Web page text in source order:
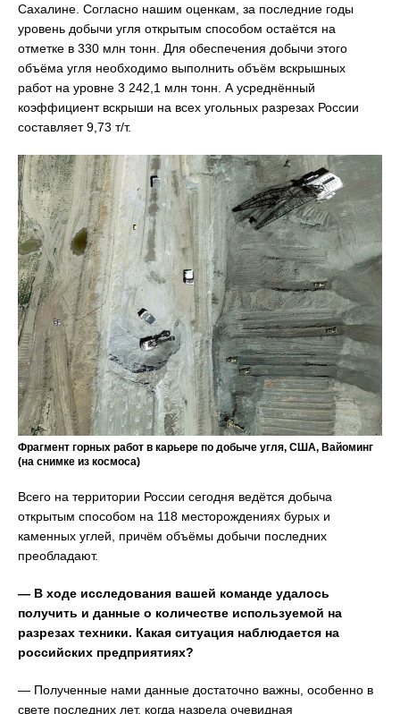
Сахалине. Согласно нашим оценкам, за последние годы
уровень добычи угля открытым способом остаётся на
отметке в 330 млн тонн. Для обеспечения добычи этого
объёма угля необходимо выполнить объём вскрышных
работ на уровне 3 242,1 млн тонн. А усреднённый
коэффициент вскрыши на всех угольных разрезах России
составляет 9,73 т/т.
Фрагмент горных работ в карьере по добыче угля, США, Вайоминг
(на снимке из космоса)
Всего на территории России сегодня ведётся добыча
открытым способом на 118 месторождениях бурых и
каменных углей, причём объёмы добычи последних
преобладают.
— В ходе исследования вашей команде удалось
получить и данные о количестве используемой на
разрезах техники. Какая ситуация наблюдается на
российских предприятиях?
— Полученные нами данные достаточно важны, особенно в
свете последних лет, когда назрела очевидная